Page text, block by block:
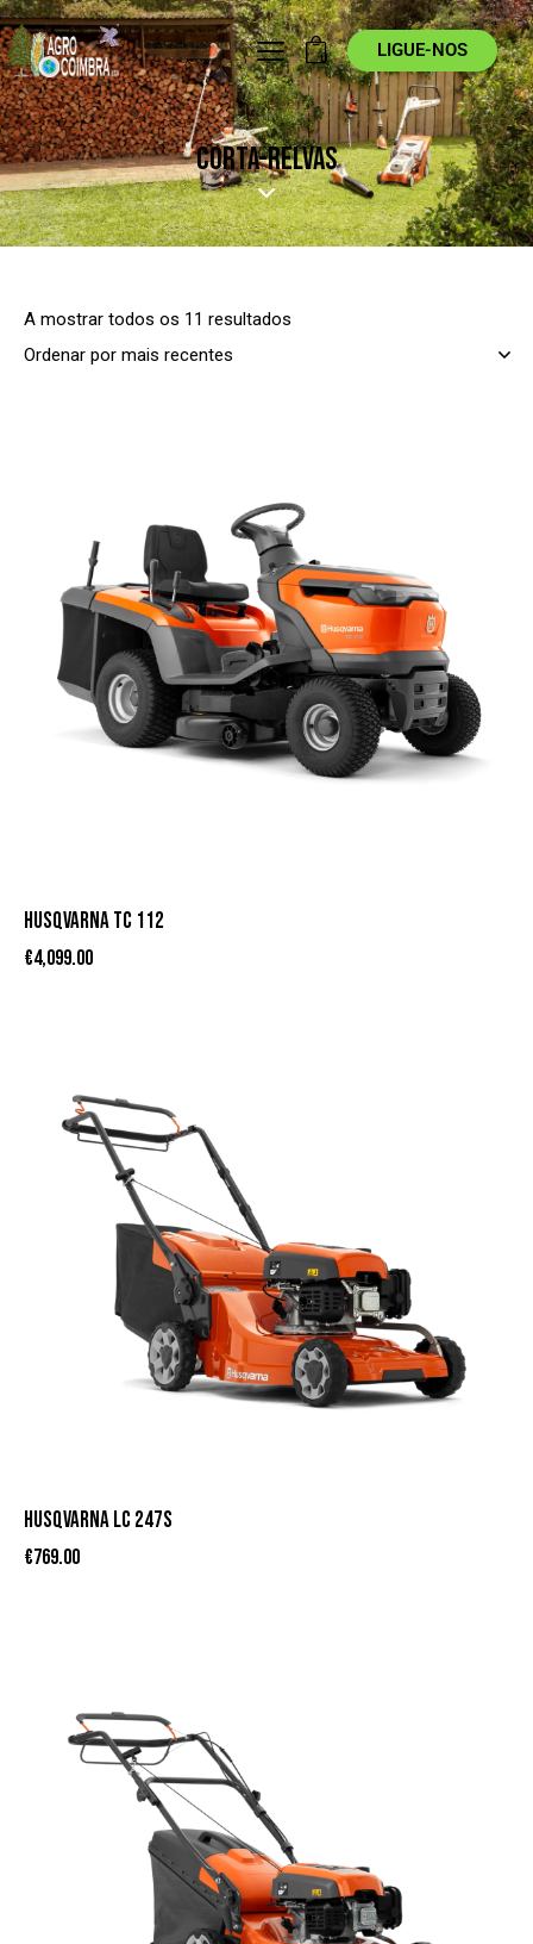
0 LIGUE-NOS
CORTA-RELVAS
A mostrar todos os 11 resultados
HUSQVARNA TC 112
€4,099.00
HUSQVARNA LC 247S
€769.00